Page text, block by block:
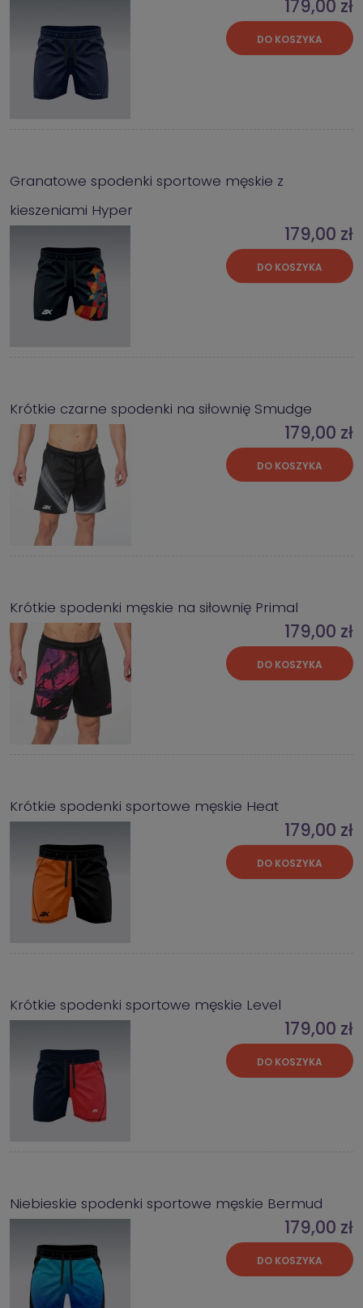
179,00 zł
DO KOSZYKA
Granatowe spodenki sportowe męskie z
kieszeniami Hyper
179,00 zł
DO KOSZYKA
Krótkie czarne spodenki na siłownię Smudge
179,00 zł
DO KOSZYKA
Krótkie spodenki męskie na siłownię Primal
179,00 zł
DO KOSZYKA
Krótkie spodenki sportowe męskie Heat
179,00 zł
DO KOSZYKA
Krótkie spodenki sportowe męskie Level
179,00 zł
DO KOSZYKA
Niebieskie spodenki sportowe męskie Bermud
179,00 zł
DO KOSZYKA